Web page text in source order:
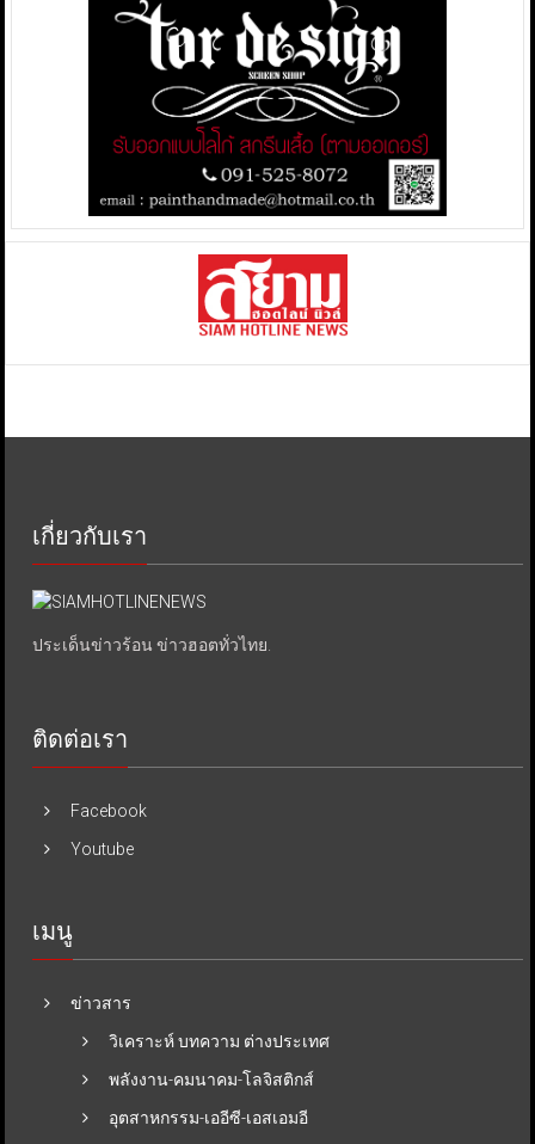
เกี่ยวกับเรา
ประเด็นข่าวร้อน ข่าวฮอตทั่วไทย.
ติดต่อเรา
Facebook
Youtube
เมนู
ข่าวสาร
วิเคราะห์ บทความ ต่างประเทศ
พลังงาน-คมนาคม-โลจิสติกส์
อุตสาหกรรม-เออีซี-เอสเอมอี